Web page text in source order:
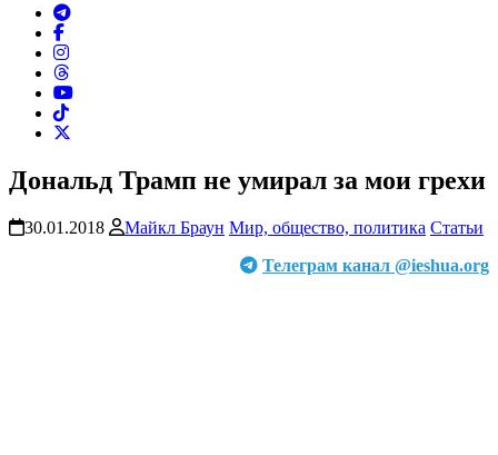
Дональд Трамп не умирал за мои грехи
30.01.2018 Майкл Браун Мир, общество, политика Статьи
Телеграм канал @ieshua.org